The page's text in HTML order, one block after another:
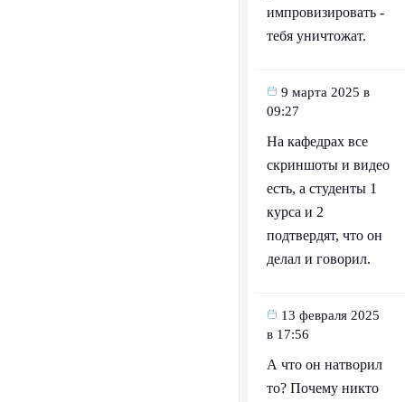
импровизировать -
тебя уничтожат.
9 марта 2025 в
09:27
На кафедрах все
скриншоты и видео
есть, а студенты 1
курса и 2
подтвердят, что он
делал и говорил.
13 февраля 2025
в 17:56
А что он натворил
то? Почему никто